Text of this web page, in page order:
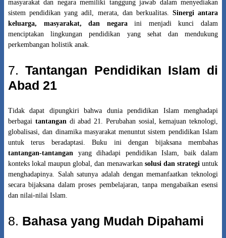
masyarakat dan negara memiliki tanggung jawab dalam menyediakan
sistem pendidikan yang adil, merata, dan berkualitas. Sinergi antara
keluarga, masyarakat, dan negaraini menjadi kunci dalam
menciptakan lingkungan pendidikan yang sehat dan mendukung
perkembangan holistik anak.
7.Tantangan Pendidikan Islam di
Abad 21
Tidak dapat dipungkiri bahwa dunia pendidikan Islam menghadapi
berbagai tantangandi abad 21. Perubahan sosial, kemajuan teknologi,
globalisasi, dan dinamika masyarakat menuntut sistem pendidikan Islam
untuk terus beradaptasi. Buku ini dengan bijaksana membahas
tantangan-tantangan yang dihadapi pendidikan Islam, baik dalam
konteks lokal maupun global, dan menawarkan solusi dan strategiuntuk
menghadapinya. Salah satunya adalah dengan memanfaatkan teknologi
secara bijaksana dalam proses pembelajaran, tanpa mengabaikan esensi
dan nilai-nilai Islam.
8. Bahasa yang Mudah Dipahami